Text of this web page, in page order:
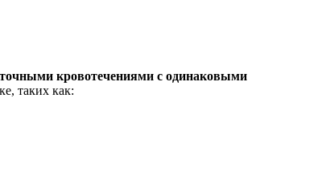
кровотечениями с одинаковыми
таких как: